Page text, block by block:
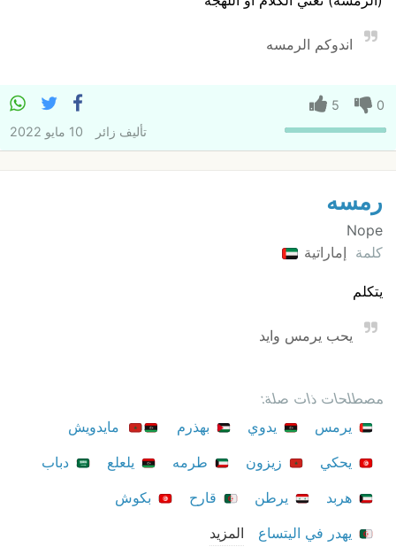
اندوكم الرمسه
0
5
تأليف زائر 10 مايو 2022
رمسه
Nope
كلمة إماراتية
يتكلم
يحب يرمس وايد
مصطلحات ذات صلة:
يرمس
يدوي بهذرم
مايدويش
يحكي
زيزون طرمه يلعلع
دباب
هربد
يرطن قارح
بكوش
يهدر في اليتساع
المزيد